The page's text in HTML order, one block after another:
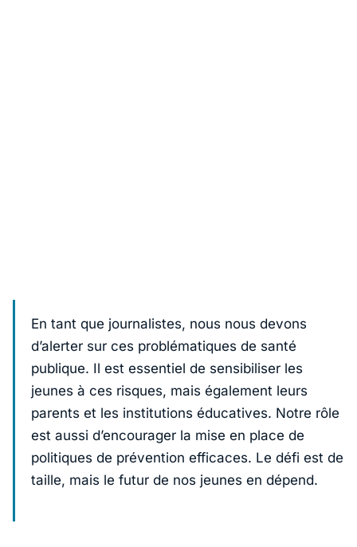
En tant que journalistes, nous nous devons
d’alerter sur ces problématiques de santé
publique. Il est essentiel de sensibiliser les
jeunes à ces risques, mais également leurs
parents et les institutions éducatives. Notre rôle
est aussi d’encourager la mise en place de
politiques de prévention efficaces. Le défi est de
taille, mais le futur de nos jeunes en dépend.